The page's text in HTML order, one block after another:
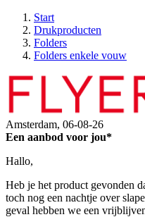
Start
Drukproducten
Folders
Folders enkele vouw
Amsterdam, 06-08-26
Een aanbod voor jou*
Hallo,
Heb je het product gevonden
toch nog een nachtje over
geval hebben we een